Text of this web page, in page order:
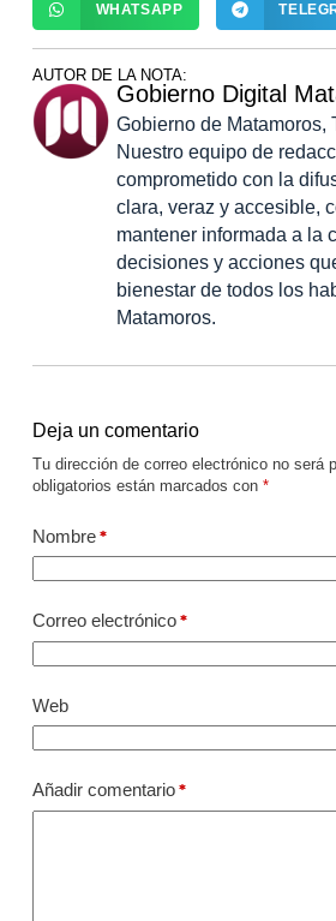
WHATSAPP
AUTOR DE LA NOTA:
Gobierno Digital
Gobierno de Matamoros,
Nuestro equipo de
comprometido con la
clara, veraz y accesible,
mantener informada a la
decisiones y acciones
bienestar de todos los
Matamoros.
Deja un comentario
Tu dirección de correo electrónico no será
obligatorios están marcados con *
Nombre*
Correo electrónico*
Web
Añadir comentario*